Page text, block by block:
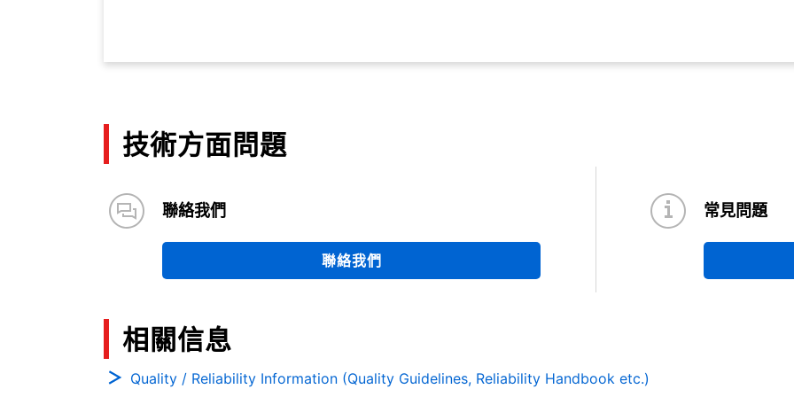
技術方面問題
聯絡我們
聯絡我們
常見問題
相關信息
Quality / Reliability Information (Quality Guidelines, Reliability Handbook etc.)